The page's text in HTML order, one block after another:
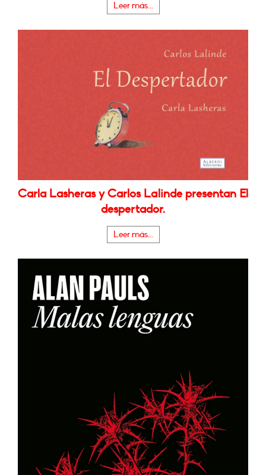
Leer más...
Carla Lasheras y Carlos Lalinde presentan El
despertador.
Leer más...